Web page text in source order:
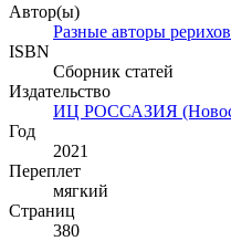
Автор(ы)
Разные авторы
ISBN
Сборник статей
Издательство
ИЦ РОССАЗИЯ
Год
2021
Переплет
мягкий
Страниц
380